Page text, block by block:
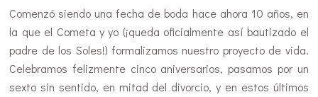
Comenzó siendo una fecha de boda hace ahora 10 años, en
la que el Cometa y yo (¡queda oficialmente así bautizado el
padre de los Soles!) formalizamos nuestro proyecto de vida.
Celebramos felizmente cinco aniversarios, pasamos por un
sexto sin sentido, en mitad del divorcio, y en estos últimos